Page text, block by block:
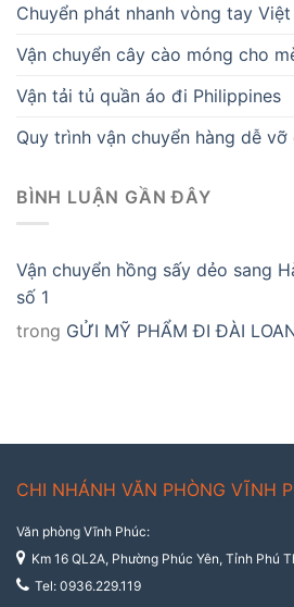
Chuyển phát nhanh vòng tay
Vận chuyển cây cào móng cho
Vận tải tủ quần áo đi Philippines
Quy trình vận chuyển hàng dễ
BÌNH LUẬN GẦN ĐÂY
Vận chuyển hồng sấy dẻo sang
số 1
trong GỬI MỸ PHẨM ĐI ĐÀI
CHI NHÁNH VĂN PHÒNG VĨNH
Văn phòng Vĩnh Phúc:
Km 16 QL2A, Phường Phúc Yên, Tỉnh Phú
Tel: 0936.229.119